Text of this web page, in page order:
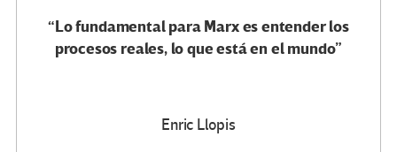
“Lo fundamental para Marx es entender los
procesos reales, lo que está en el mundo”
Enric Llopis